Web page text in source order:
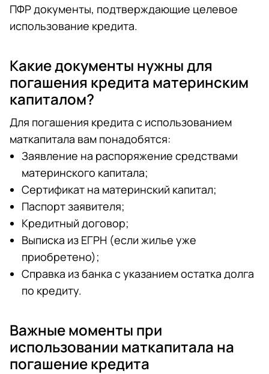
ПФР документы, подтверждающие целевое
использование кредита.
Какие документы нужны для
погашения кредита материнским
капиталом?
Для погашения кредита с использованием
маткапитала вам понадобятся:
Заявление на распоряжение средствами
материнского капитала;
Сертификат на материнский капитал;
Паспорт заявителя;
Кредитный договор;
Выписка из ЕГРН (если жилье уже
приобретено);
Справка из банка с указанием остатка долга
по кредиту.
Важные моменты при
использовании маткапитала на
погашение кредита